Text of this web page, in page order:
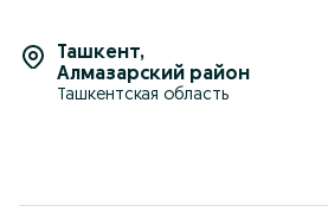
Ташкент,
Алмазарский район
Ташкентская область